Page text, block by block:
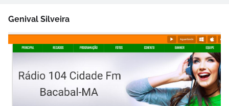
Genival Silveira